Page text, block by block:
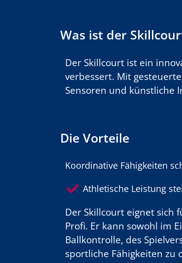
Was ist der
Der Skillcourt ist ein
verbessert. Mit
Sensoren und künstliche
Die Vorteile
Koordinative Fähigkeiten
Athletische Leistung
Der Skillcourt eignet sich
Profi. Er kann sowohl im
Ballkontrolle, des
sportliche Fähigkeiten zu